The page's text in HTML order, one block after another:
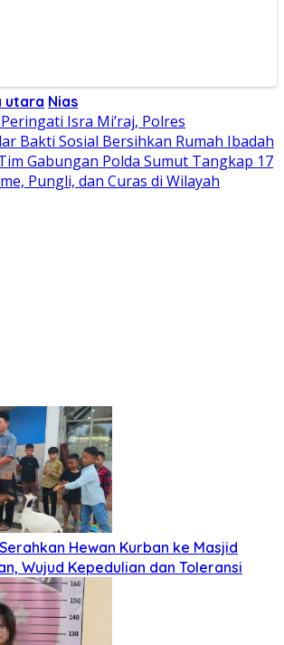
utara Nias
Peringati Isra Mi’raj, Polres
Bakti Sosial Bersihkan Rumah Ibadah
Gabungan Polda Sumut Tangkap 17
Pungli, dan Curas di Wilayah
Hewan Kurban ke Masjid
Wujud Kepedulian dan Toleransi